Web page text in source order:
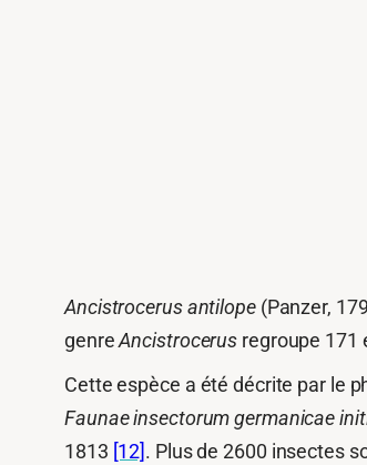
Ancistrocerus antilope (Panzer,
genreAncistrocerus regroupe 171
Cette espèce a été décrite par le
Faunae insectorum germanicae
1813 [12]. Plus de 2600 insectes